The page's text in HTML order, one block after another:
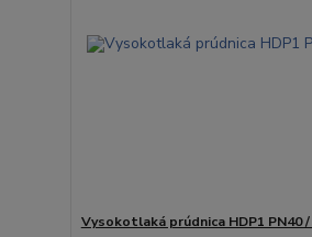
Vysokotlaká prúdnica HDP1 PN40 /